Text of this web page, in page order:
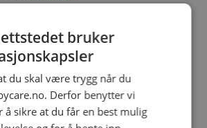
Myggnett Universal
bruker
du skal være trygg når du
Derfor benytter vi
å sikre at du får en best mulig